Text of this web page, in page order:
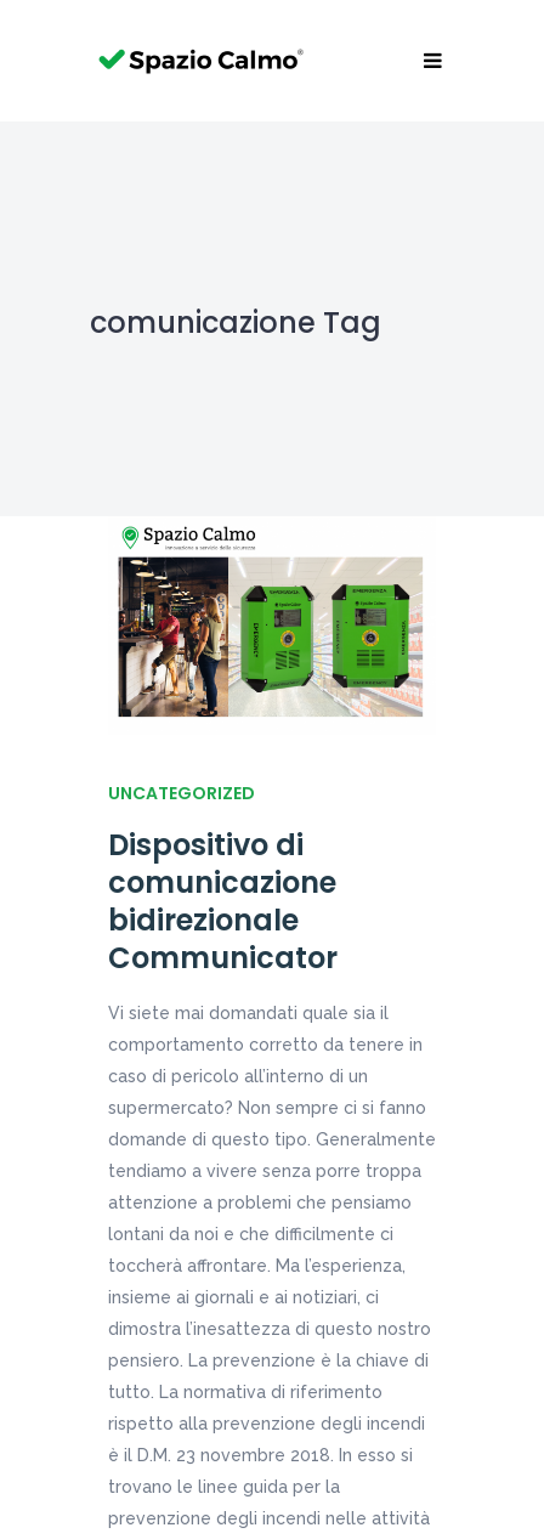
comunicazione Tag
UNCATEGORIZED
Dispositivo di
comunicazione
bidirezionale
Communicator
Vi siete mai domandati quale sia il
comportamento corretto da tenere in
caso di pericolo all’interno di un
supermercato? Non sempre ci si fanno
domande di questo tipo. Generalmente
tendiamo a vivere senza porre troppa
attenzione a problemi che pensiamo
lontani da noi e che difficilmente ci
toccherà affrontare. Ma l’esperienza,
insieme ai giornali e ai notiziari, ci
dimostra l’inesattezza di questo nostro
pensiero. La prevenzione è la chiave di
tutto. La normativa di riferimento
rispetto alla prevenzione degli incendi
è il D.M. 23 novembre 2018. In esso si
trovano le linee guida per la
prevenzione degli incendi nelle attività